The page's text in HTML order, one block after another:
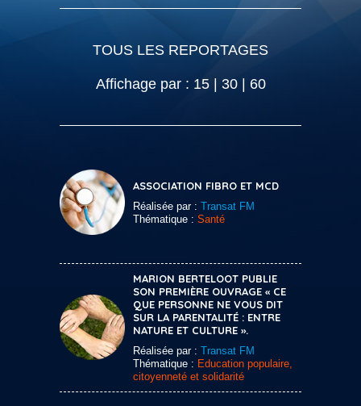
TOUS LES REPORTAGES
Affichage par : 15| 30| 60
ASSOCIATION FIBRO ET MCD
Réalisée par : Transat FM
Thématique : Santé
MARION BERTELOOT PUBLIE
SON PREMIÈRE OUVRAGE « CE
QUE PERSONNE NE VOUS DIT
SUR LA PARENTALITÉ : ENTRE
NATURE ET CULTURE ».
Réalisée par : Transat FM
Thématique : Education populaire,
citoyenneté et solidarité